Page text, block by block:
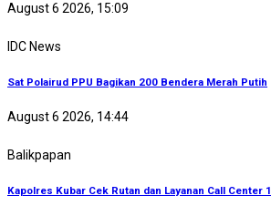
August 6 2026, 15:09
IDC News
Sat Polairud PPU Bagikan 200 Bendera Merah Putih
August 6 2026, 14:44
Balikpapan
Kapolres Kubar Cek Rutan dan Layanan Call Center